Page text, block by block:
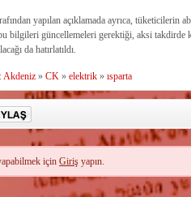
yapılan açıklamada ayrıca,
bilgileri güncellemeleri gerektiği, aksi takdirde
da hatırlatıldı.
Akdeniz» CK» elektrik» ısparta
içinGiriş yapın.